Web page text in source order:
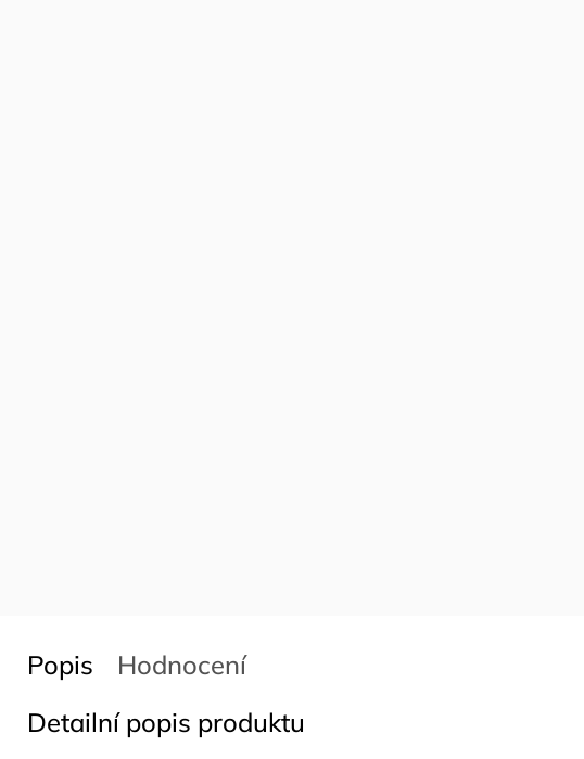
Popis
Hodnocení
Detailní popis produktu